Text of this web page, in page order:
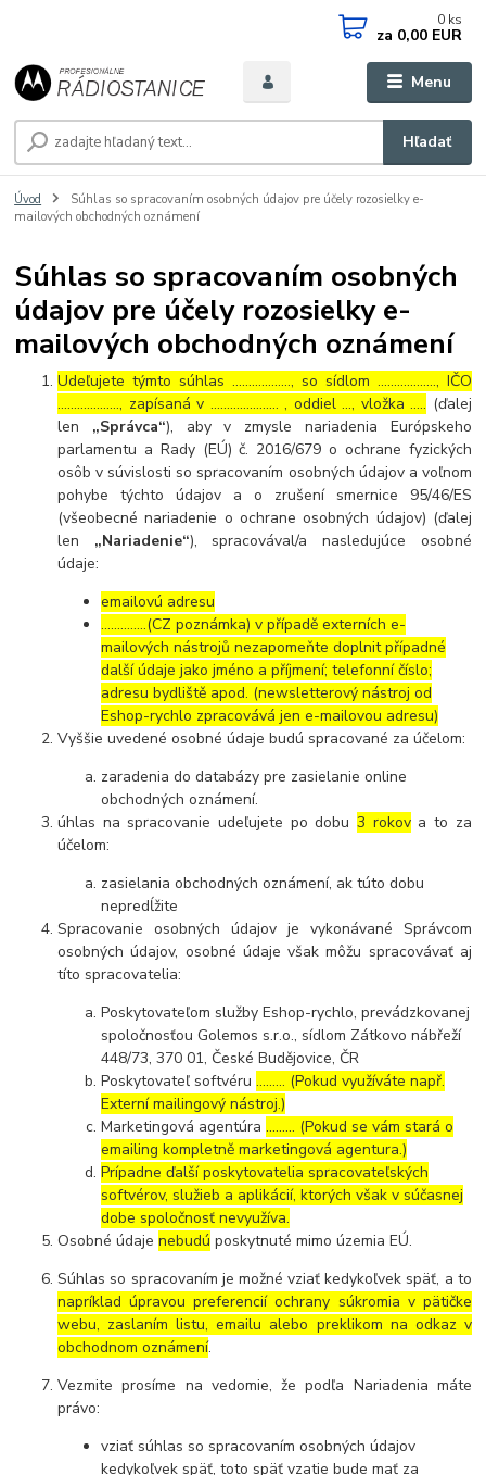
Menu
Hľadať
0 ks
za 0,00 EUR
Úvod
Súhlas so spracovaním osobných údajov pre účely rozosielky e-
mailových obchodných oznámení
Súhlas so spracovaním osobných
údajov pre účely rozosielky e-
mailových obchodných oznámení
Udeľujete týmto súhlas ……………..., so sídlom ………………, IČO
………………., zapísaná v ………………… , oddiel …, vložka ….. (ďalej
len „Správca“), aby v zmysle nariadenia Európskeho
parlamentu a Rady (EÚ) č. 2016/679 o ochrane fyzických
osôb v súvislosti so spracovaním osobných údajov a voľnom
pohybe týchto údajov a o zrušení smernice 95/46/ES
(všeobecné nariadenie o ochrane osobných údajov) (ďalej
len „Nariadenie“), spracovával/a nasledujúce osobné
údaje:
emailovú adresu
…………..(CZ poznámka) v případě externích e-
mailových nástrojů nezapomeňte doplnit případné
další údaje jako jméno a příjmení; telefonní číslo;
adresu bydliště apod. (newsletterový nástroj od
Eshop-rychlo zpracovává jen e-mailovou adresu)
Vyššie uvedené osobné údaje budú spracované za účelom:
zaradenia do databázy pre zasielanie online
obchodných oznámení.
úhlas na spracovanie udeľujete po dobu3 rokova to za
účelom:
zasielania obchodných oznámení, ak túto dobu
nepredĺžite
Spracovanie osobných údajov je vykonávané Správcom
osobných údajov, osobné údaje však môžu spracovávať aj
títo spracovatelia:
Poskytovateľom služby Eshop-rychlo, prevádzkovanej
spoločnosťou Golemos s.r.o., sídlom Zátkovo nábřeží
448/73, 370 01, České Budějovice, ČR
Poskytovateľ softvéru……… (Pokud využíváte např.
Externí mailingový nástroj.)
Marketingová agentúra……… (Pokud se vám stará o
emailing kompletně marketingová agentura.)
Prípadne ďalší poskytovatelia spracovateľských
softvérov, služieb a aplikácií, ktorých však v súčasnej
dobe spoločnosť nevyužíva.
Osobné údajenebudú poskytnuté mimo územia EÚ.
Súhlas so spracovaním je možné vziať kedykoľvek späť, a to
napríklad úpravou preferencií ochrany súkromia v pätičke
webu, zaslaním listu, emailu alebo preklikom na odkaz v
obchodnom oznámení.
Vezmite prosíme na vedomie, že podľa Nariadenia máte
právo:
vziať súhlas so spracovaním osobných údajov
kedykoľvek späť, toto späť vzatie bude mať za